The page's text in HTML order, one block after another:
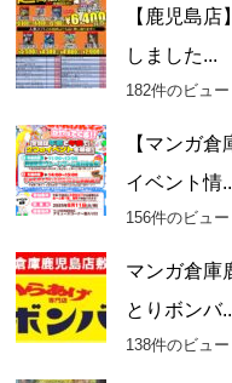
【鹿児島
しました...
182件のビュー
【マンガ
イベント情
156件のビュー
マンガ倉
とりボンバ
138件のビュー